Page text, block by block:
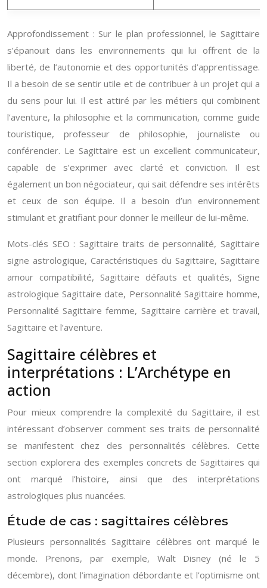
Approfondissement : Sur le plan professionnel, le Sagittaire
s’épanouit dans les environnements qui lui offrent de la
liberté, de l’autonomie et des opportunités d’apprentissage.
Il a besoin de se sentir utile et de contribuer à un projet qui a
du sens pour lui. Il est attiré par les métiers qui combinent
l’aventure, la philosophie et la communication, comme guide
touristique, professeur de philosophie, journaliste ou
conférencier. Le Sagittaire est un excellent communicateur,
capable de s’exprimer avec clarté et conviction. Il est
également un bon négociateur, qui sait défendre ses intérêts
et ceux de son équipe. Il a besoin d’un environnement
stimulant et gratifiant pour donner le meilleur de lui-même.
Mots-clés SEO : Sagittaire traits de personnalité, Sagittaire
signe astrologique, Caractéristiques du Sagittaire, Sagittaire
amour compatibilité, Sagittaire défauts et qualités, Signe
astrologique Sagittaire date, Personnalité Sagittaire homme,
Personnalité Sagittaire femme, Sagittaire carrière et travail,
Sagittaire et l’aventure.
Sagittaire célèbres et
interprétations : L’Archétype en
action
Pour mieux comprendre la complexité du Sagittaire, il est
intéressant d’observer comment ses traits de personnalité
se manifestent chez des personnalités célèbres. Cette
section explorera des exemples concrets de Sagittaires qui
ont marqué l’histoire, ainsi que des interprétations
astrologiques plus nuancées.
Étude de cas : sagittaires célèbres
Plusieurs personnalités Sagittaire célèbres ont marqué le
monde. Prenons, par exemple, Walt Disney (né le 5
décembre), dont l’imagination débordante et l’optimisme ont